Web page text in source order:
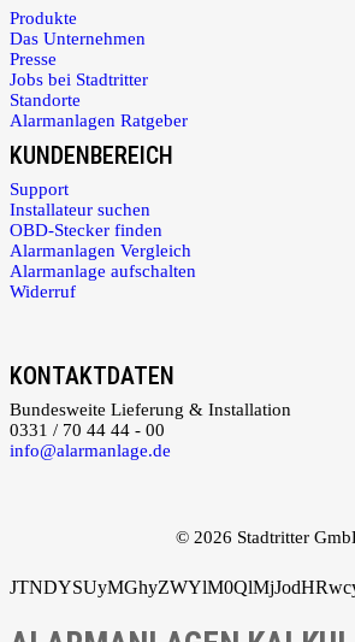
Produkte
Das Unternehmen
Presse
Jobs bei Stadtritter
Standorte
Alarmanlagen Ratgeber
KUNDENBEREICH
Support
Installateur suchen
OBD-Stecker finden
Alarmanlagen Vergleich
Alarmanlage aufschalten
Widerruf
KONTAKTDATEN
Bundesweite Lieferung & Installation
0331 / 70 44 44 - 00
info@alarmanlage.de
© 2026 Stadtritter